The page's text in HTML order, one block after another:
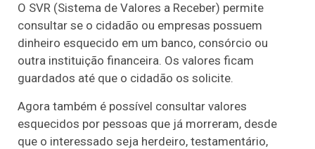
O SVR (Sistema de Valores a Receber) permite
consultar se o cidadão ou empresas possuem
dinheiro esquecido em um banco, consórcio ou
outra instituição financeira. Os valores ficam
guardados até que o cidadão os solicite.
Agora também é possível consultar valores
esquecidos por pessoas que já morreram, desde
que o interessado seja herdeiro, testamentário,